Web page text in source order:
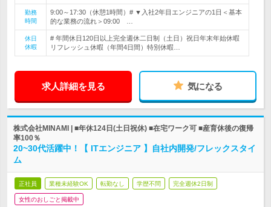
勤務
時間
9:00～17:30（休憩1時間）# ▼入社2年目エンジニアの1日＜基本
的な業務の流れ＞09:00 …
休日
休暇
# 年間休日120日以上完全週休二日制（土日）祝日年末年始休暇
リフレッシュ休暇（年間4日間）特別休暇…
求人詳細を見る 気になる
株式会社MINAMI | ■年休124日(土日祝休) ■在宅ワーク可 ■産育休後の復帰
率100％
20~30代活躍中！【 ITエンジニア 】自社内開発/フレックスタイ
ム
正社員 業種未経験OK 転勤なし 学歴不問 完全週休2日制
女性のおしごと掲載中